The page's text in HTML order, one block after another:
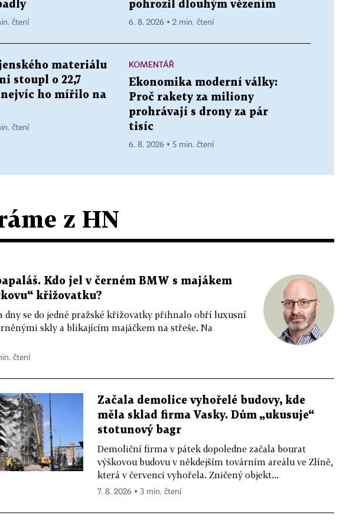
čtení
pohrozil dlouhým vězením
6. 8. 2026 ▪ 2 min. čtení
materiálu
stoupl o 22,7
ho mířilo na
čtení
KOMENTÁŘ
Ekonomika moderní války:
Proč rakety za miliony
prohrávají s drony za pár
tisíc
6. 8. 2026 ▪ 5 min. čtení
z HN
Kdo jel v černém BMW s majákem
křižovatku?
dny se do jedné pražské křižovatky přihnalo obří luxusní
skly a blikajícím majáčkem na střeše. Na
čtení
Začala demolice vyhořelé budovy, kde
měla sklad firma Vasky. Dům „ukusuje“
stotunový bagr
Demoliční firma v pátek dopoledne začala bourat
výškovou budovu v někdejším továrním areálu ve Zlíně,
která v červenci vyhořela. Zničený objekt...
7. 8. 2026 ▪ 3 min. čtení